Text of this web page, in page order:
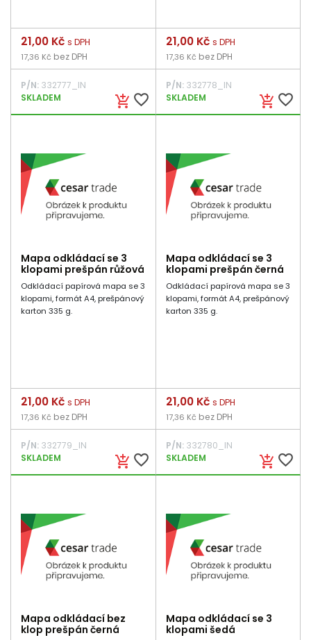
add_shopping_cart favorite_border
Cena
21,00 Kč s DPH
17,36 Kč bez DPH
P/N: 332777_IN
SKLADEM
add_shopping_cart favorite_border
Cena
21,00 Kč s DPH
17,36 Kč bez DPH
P/N:332778_IN
SKLADEM
Mapa odkládací se 3
klopami prešpán růžová
Odkládací papírová mapa se 3
klopami, formát A4, prešpánový
karton 335 g.
add_shopping_cart favorite_border
Cena
21,00 Kč s DPH
17,36 Kč bez DPH
P/N: 332779_IN
SKLADEM
Mapa odkládací se 3
klopami prešpán černá
Odkládací papírová mapa se 3
klopami, formát A4, prešpánový
karton 335 g.
add_shopping_cart favorite_border
Cena
21,00 Kč s DPH
17,36 Kč bez DPH
P/N:332780_IN
SKLADEM
Mapa odkládací bez
klop prešpán černá
Mapa odkládací se 3
klopami šedá